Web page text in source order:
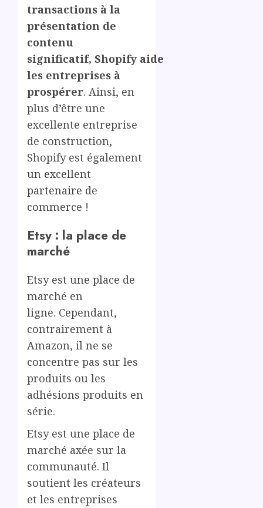
transactions à la
présentation de
contenu
significatif, Shopify aide
les entreprises à
prospérer. Ainsi, en
plus d’être une
excellente entreprise
de construction,
Shopify est également
un excellent
partenaire de
commerce !
Etsy : la place de
marché
Etsy est une place de
marché en
ligne. Cependant,
contrairement à
Amazon, il ne se
concentre pas sur les
produits ou les
adhésions produits en
série.
Etsy est une place de
marché axée sur la
communauté. Il
soutient les créateurs
et les entreprises